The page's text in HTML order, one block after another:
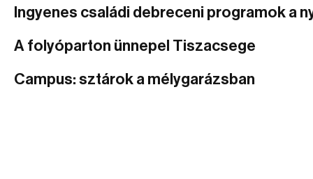
Ingyenes családi debreceni programok a
A folyóparton ünnepel Tiszacsege
Campus: sztárok a mélygarázsban